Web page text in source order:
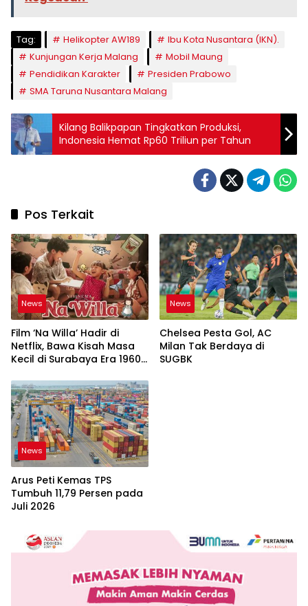
Tag: Helikopter AW189
Ibu Kota Nusantara (IKN).
Kunjungan Kerja Malang
Mobil Maung
Pendidikan Karakter
Presiden Prabowo
SMA Taruna Nusantara Malang
Kilang Balikpapan Tingkatkan Produksi,
Indonesia Hemat Rp60 Triliun per Tahun
Pos Terkait
News
Film ‘Na Willa’ Hadir di
Netflix, Bawa Kisah Masa
Kecil di Surabaya Era 1960-
News
Chelsea Pesta Gol, AC
Milan Tak Berdaya di
SUGBK
News
Arus Peti Kemas TPS
Tumbuh 11,79 Persen pada
Juli 2026